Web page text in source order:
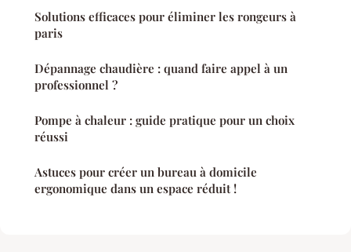
Solutions efficaces pour éliminer les rongeurs à
paris
Dépannage chaudière : quand faire appel à un
professionnel ?
Pompe à chaleur : guide pratique pour un choix
réussi
Astuces pour créer un bureau à domicile
ergonomique dans un espace réduit !